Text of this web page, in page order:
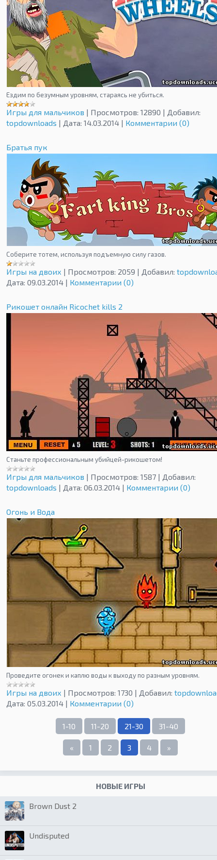
Ездим по безумным уровням, стараясь не убиться.
Игры для мальчиков | Просмотров: 12890 | Добавил:
topdownloads | Дата: 14.03.2014 | Комментарии (0)
Братья пук
Соберите тотем, используя подъемную силу газов.
Игры на двоих | Просмотров: 2059 | Добавил:
Дата: 09.03.2014 | Комментарии (0)
Рикошет онлайн Ricochet kills 2
Станьте профессиональным убийцей-рикошетом!
Игры для мальчиков | Просмотров: 1587 | Добавил:
topdownloads | Дата: 06.03.2014 | Комментарии (0)
Огонь и Вода
Проведите огонек и каплю воды к выходу по разным уровням.
Игры на двоих | Просмотров: 1730 | Добавил:
Дата: 05.03.2014 | Комментарии (0)
1-10 11-20 21-30 31-40
« 1 2 3 4 »
НОВЫЕ ИГРЫ
Brown Dust 2
Undisputed